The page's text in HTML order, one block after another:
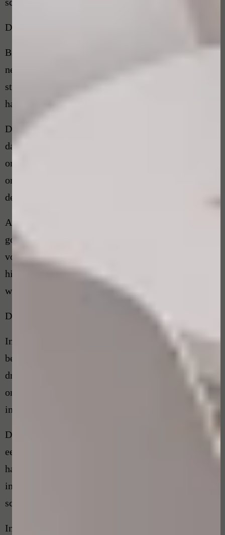
Doorlooptijden van de klacht
Binnen maximaal 1 week, na indienen van de klacht,
neemt de klachtenfunctionaris contact met u op. Het
streven is om een klacht zo snel mogelijk af te
handelen.
De uiterste termijn voor afhandeling is 8 weken, na
datum indienen klacht. Is het door gegronde
omstandigheden (o.a. vakantie, ziekte) niet mogelijk
om de klacht volledig af te handelen dan kan
de termijn met maximaal 4 weken worden verlengd.
Als u samen met de klachtenfunctionaris niet tot een
goede oplossing komt, kunt u besluiten om de klacht
voor te leggen bij de Geschillencommissie. U hebt
hier na datum van beëindiging van de klacht, 6
weken de tijd voor.
Doel van het bemiddelingsgesprek
Indien het komt tot een bemiddelingsgesprek met
beide partijen zal de klachtenfunctionaris het
driegesprek begeleiden vanuit een onafhankelijke en
onpartijdige positie en geen inhoudelijk standpunt
innemen.
De klachtenfunctionaris richt zich op het vinden van
een voor beide partijen aanvaardbare oplossing en
handelt hiermee onafhankelijk en onpartijdig, zowel
in het belang van de klager als de
schoonheidsspecialist.
Intrekken van de klacht